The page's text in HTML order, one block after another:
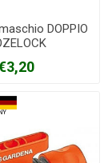
DOPPIO